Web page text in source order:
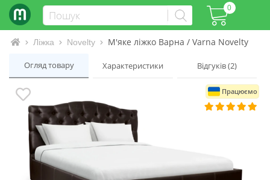
0
Інтернет-магазин матраців та ліжок
Ліжка Novelty М'яке ліжко Варна / Varna Novelty
Огляд товару Характеристики Відгуків (2)
Працюємо